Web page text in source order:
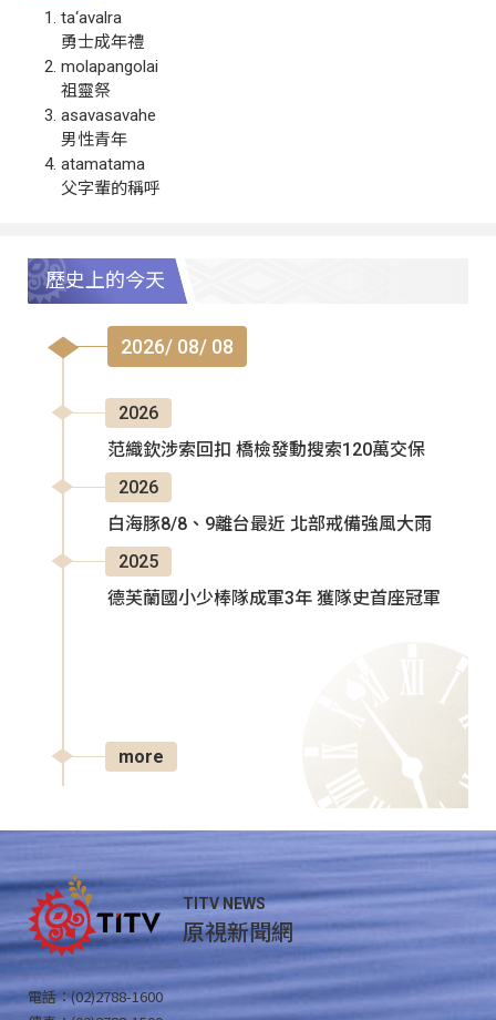
ta‘avalra
勇士成年禮
molapangolai
祖靈祭
asavasavahe
男性青年
atamatama
父字輩的稱呼
歷史上的今天
2026/ 08/ 08
2026
范織欽涉索回扣 橋檢發動搜索120萬交保
2026
白海豚8/8、9離台最近 北部戒備強風大雨
2025
德芙蘭國小少棒隊成軍3年 獲隊史首座冠軍
more
TITV NEWS
原視新聞網
電話：(02)2788-1600